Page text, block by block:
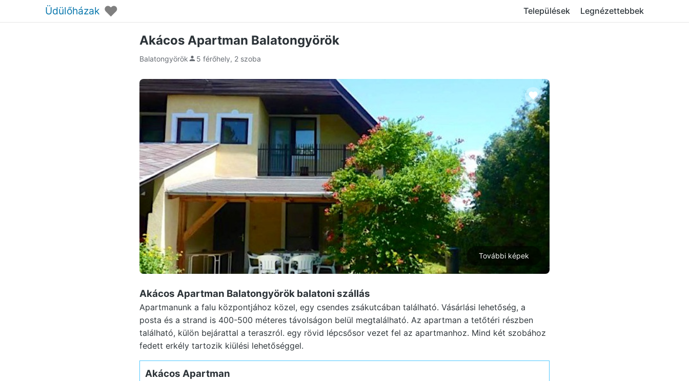
Üdülőházak ♥ Települések Legnézettebbek
Akácos Apartman Balatongyörök
Balatongyörök 5 férőhely, 2 szoba
További képek
Akácos Apartman Balatongyörök balatoni szállás
Apartmanunk a falu központjához közel, egy csendes zsákutcában található. Vásárlási lehetőség, a
posta és a strand is 400-500 méteres távolságon belül megtalálható. Az apartman a tetőtéri részben
található, külön bejárattal a teraszról. egy rövid lépcsősor vezet fel az apartmanhoz. Mind két szobához
fedett erkély tartozik kiülési lehetőséggel.
Akácos Apartman